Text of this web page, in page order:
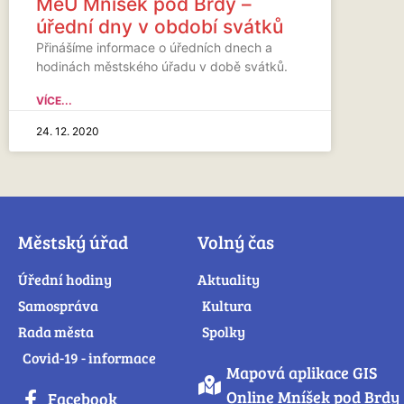
úřední dny v období svátků
Přinášíme informace o úředních dnech a
hodinách městského úřadu v době svátků.
VÍCE...
24. 12. 2020
Městský úřad
Úřední hodiny
Samospráva
Rada města
Covid-19 - informace
Facebook
Volný čas
Aktuality
Kultura
Spolky
Mapová aplikace GIS
Online Mníšek pod Brdy